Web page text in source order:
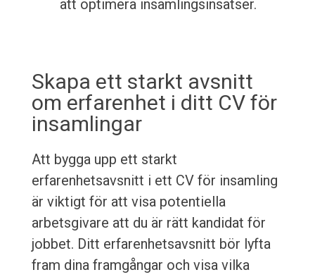
att optimera insamlingsinsatser.
Skapa ett starkt avsnitt
om erfarenhet i ditt CV för
insamlingar
Att bygga upp ett starkt
erfarenhetsavsnitt i ett CV för insamling
är viktigt för att visa potentiella
arbetsgivare att du är rätt kandidat för
jobbet. Ditt erfarenhetsavsnitt bör lyfta
fram dina framgångar och visa vilka